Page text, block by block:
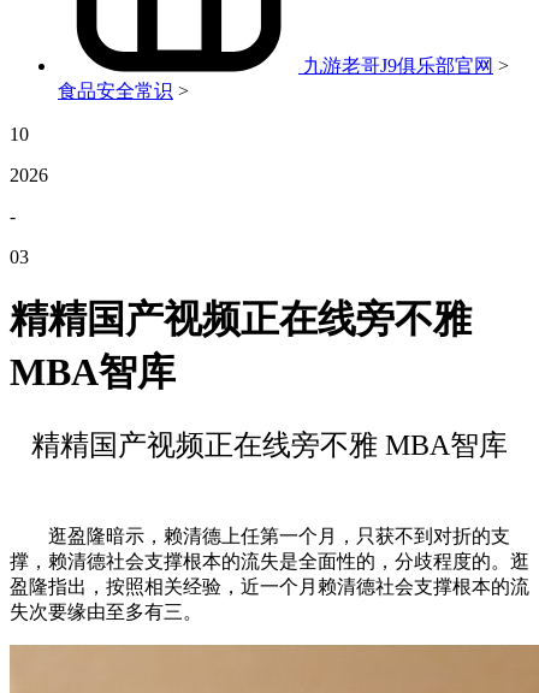
九游老哥J9俱乐部官网 >
食品安全常识 >
10
2026
-
03
精精国产视频正在线旁不雅
MBA智库
精精国产视频正在线旁不雅 MBA智库
逛盈隆暗示，赖清德上任第一个月，只获不到对折的支
撑，赖清德社会支撑根本的流失是全面性的，分歧程度的。逛
盈隆指出，按照相关经验，近一个月赖清德社会支撑根本的流
失次要缘由至多有三。